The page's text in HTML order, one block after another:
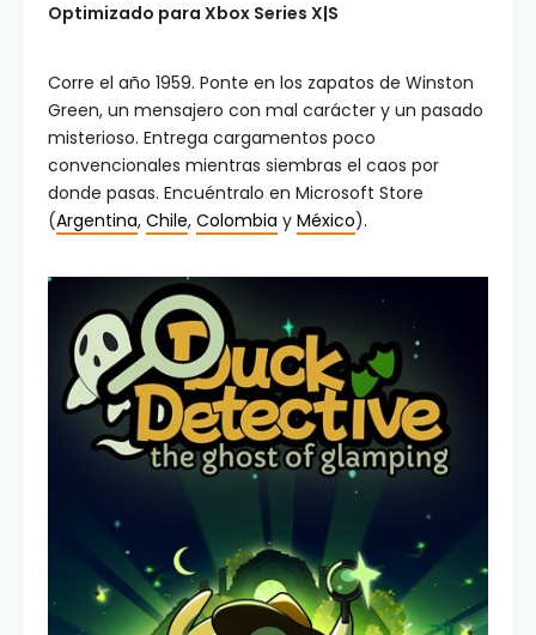
Optimizado para Xbox Series X|S
Corre el año 1959. Ponte en los zapatos de Winston
Green, un mensajero con mal carácter y un pasado
misterioso. Entrega cargamentos poco
convencionales mientras siembras el caos por
donde pasas. Encuéntralo en Microsoft Store
(Argentina, Chile, Colombia y México).